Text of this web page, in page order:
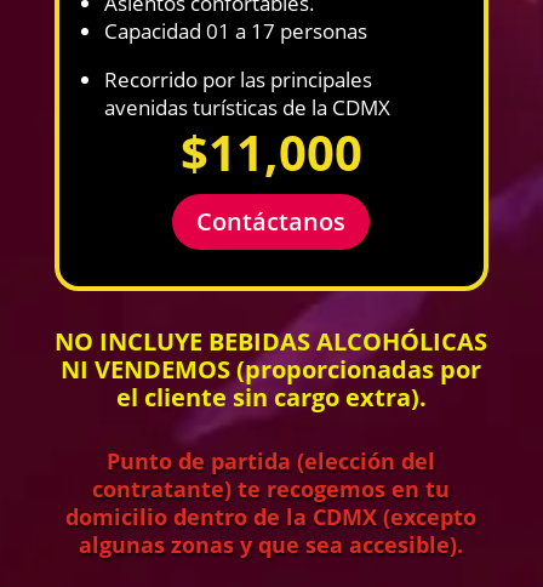
Capacidad 01 a 17 personas
Recorrido por las principales
avenidas turísticas de la CDMX
$11,000
Contáctanos
NO INCLUYE BEBIDAS ALCOHÓLICAS
NI VENDEMOS (proporcionadas por
el cliente sin cargo extra).
Punto de partida (elección del
contratante) te recogemos en tu
domicilio dentro de la CDMX (excepto
algunas zonas y que sea accesible).